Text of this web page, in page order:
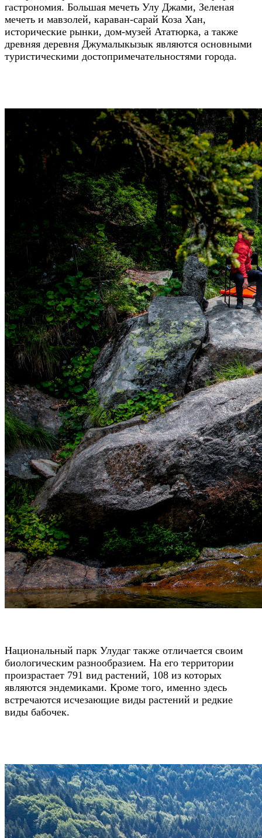
гастрономия. Большая мечеть Улу Джами, Зеленая
мечеть и мавзолей, караван-сарай Коза Хан,
исторические рынки, дом-музей Ататюрка, а также
древняя деревня Джумалыкызык являются основными
туристическими достопримечательностями города.
Национальный парк Улудаг также отличается своим
биологическим разнообразием. На его территории
произрастает 791 вид растений, 108 из которых
являются эндемиками. Кроме того, именно здесь
встречаются исчезающие виды растений и редкие
виды бабочек.